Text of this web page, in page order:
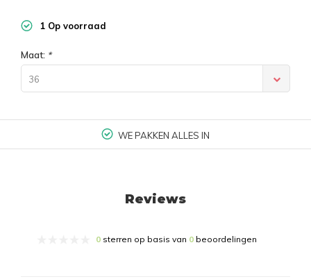
1 Op voorraad
Maat: *
36
WE PAKKEN ALLES IN
Reviews
0 sterren op basis van 0 beoordelingen